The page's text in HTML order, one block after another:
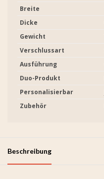
Breite
Dicke
Gewicht
Verschlussart
Ausführung
Duo-Produkt
Personalisierbar
Zubehör
Beschreibung